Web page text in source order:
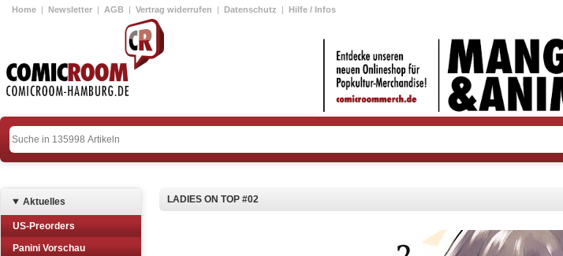
Home | Newsletter | AGB | Vertrag widerrufen | Datenschutz | Hilfe / Infos
Aktuelles
US-Preorders
Panini Vorschau
LADIES ON TOP #02